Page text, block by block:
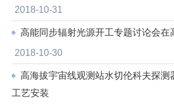
2018-10-31
高能同步辐射光源开工专题讨论会在
2018-10-30
高海拔宇宙线观测站水切伦科夫探测
工艺安装